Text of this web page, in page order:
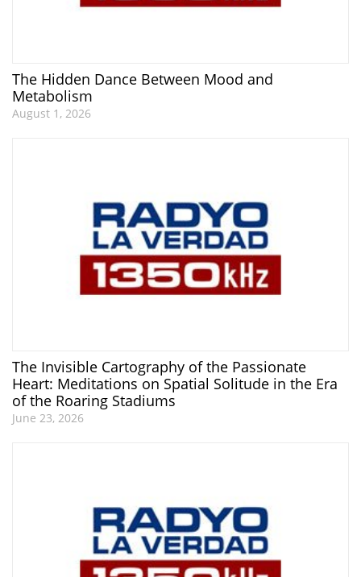
The Hidden Dance Between Mood and
Metabolism
August 1, 2026
The Invisible Cartography of the Passionate
Heart: Meditations on Spatial Solitude in the Era
of the Roaring Stadiums
June 23, 2026